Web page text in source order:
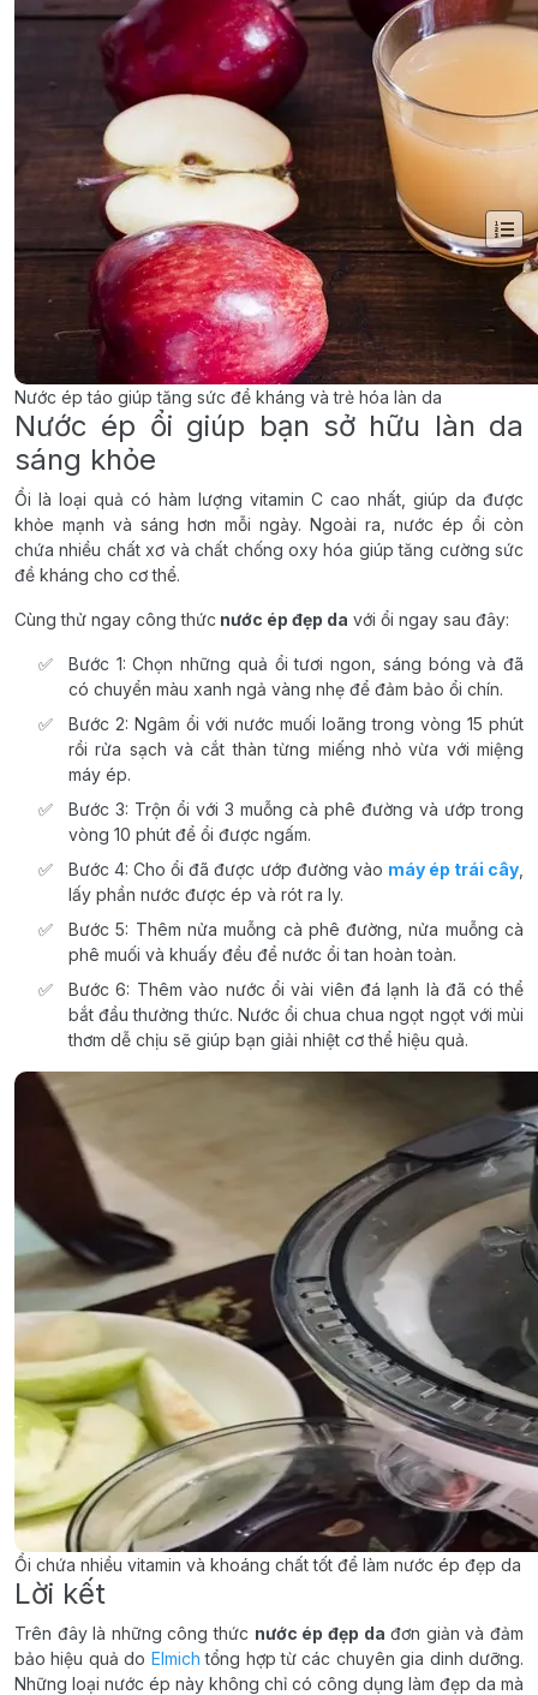
Nước ép táo giúp tăng sức đề kháng và trẻ hóa làn da
Nước ép ổi giúp bạn sở hữu làn da
sáng khỏe
Ổi là loại quả có hàm lượng vitamin C cao nhất, giúp da được
khỏe mạnh và sáng hơn mỗi ngày. Ngoài ra, nước ép ổi còn
chứa nhiều chất xơ và chất chống oxy hóa giúp tăng cường sức
đề kháng cho cơ thể.
Cùng thử ngay công thức nước ép đẹp da với ổi ngay sau đây:
Bước 1: Chọn những quả ổi tươi ngon, sáng bóng và đã
có chuyển màu xanh ngả vàng nhẹ để đảm bảo ổi chín.
Bước 2: Ngâm ổi với nước muối loãng trong vòng 15 phút
rồi rửa sạch và cắt thàn từng miếng nhỏ vừa với miệng
máy ép.
Bước 3: Trộn ổi với 3 muỗng cà phê đường và ướp trong
vòng 10 phút để ổi được ngấm.
Bước 4: Cho ổi đã được ướp đường vào máy ép trái cây
lấy phần nước được ép và rót ra ly.
Bước 5: Thêm nửa muỗng cà phê đường, nửa muỗng cà
phê muối và khuấy đều để nước ổi tan hoàn toàn.
Bước 6: Thêm vào nước ổi vài viên đá lạnh là đã có thể
bắt đầu thưởng thức. Nước ổi chua chua ngọt ngọt với mùi
thơm dễ chịu sẽ giúp bạn giải nhiệt cơ thể hiệu quả.
Ổi chứa nhiều vitamin và khoáng chất tốt để làm nước ép đẹp da
Lời kết
Trên đây là những công thức nước ép đẹp da đơn giản và đảm
bảo hiệu quả do Elmich tổng hợp từ các chuyên gia dinh dưỡng.
Những loại nước ép này không chỉ có công dụng làm đẹp da mà